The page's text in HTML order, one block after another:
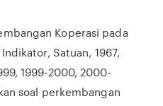
Koperasi pada
Satuan, 1967,
1999-2000, 2000-
soal perkembangan